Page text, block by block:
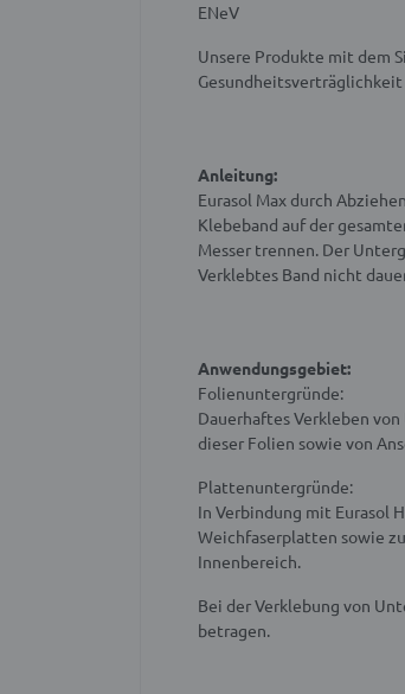
ENeV
Unsere Produkte mit dem
Gesundheitsverträglichkeit
Anleitung:
Eurasol Max durch
Klebeband auf der
Messer trennen. Der
Verklebtes Band nicht
Anwendungsgebiet:
Folienuntergründe:
Dauerhaftes Verkleben
dieser Folien sowie von
Plattenuntergründe:
In Verbindung mit Eurasol
Weichfaserplatten sowie
Innenbereich.
Bei der Verklebung von
betragen.